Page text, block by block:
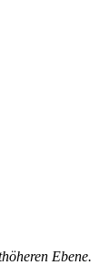
Ebene.